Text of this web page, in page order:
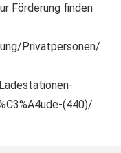
Förderung finden
Privatpersonen/
(440)/